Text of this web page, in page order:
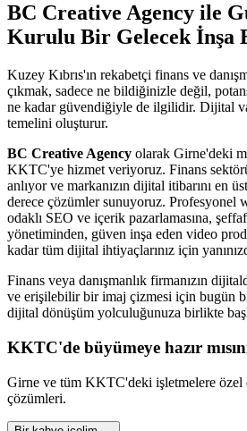
BC Creative Agency ile
Kurulu Bir Gelecek İnşa
Kuzey Kıbrıs'ın rekabetçi finans ve
çıkmak, sadece ne bildiğinizle değil,
ne kadar güvendiğiyle de ilgilidir. Dijital
temelini oluşturur.
BC Creative Agency olarak Girne'deki
KKTC'ye hizmet veriyoruz. Finans
anlıyor ve markanızın dijital itibarını en
derece çözümler sunuyoruz. Profesyonel
odaklı SEO ve içerik pazarlamasına,
yönetiminden, güven inşa eden video
kadar tüm dijital ihtiyaçlarınız için
Finans veya danışmanlık firmanızın
ve erişilebilir bir imaj çizmesi için bugün
dijital dönüşüm yolculuğunuza birlikte
KKTC'de büyümeye hazır
Girne ve tüm KKTC'deki işletmelere özel
çözümleri.